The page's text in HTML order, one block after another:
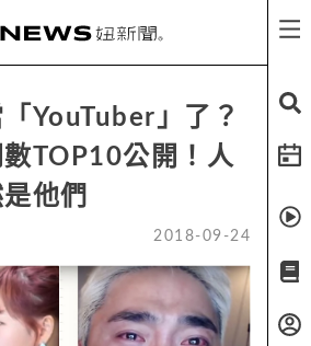
YouTuber」了？
TOP10公開！人
他們
2018-09-24